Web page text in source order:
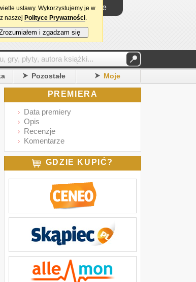
Logowanie
Pozostałe Moje
PREMIERA
Data premiery
Opis
Recenzje
Komentarze
GDZIE KUPIĆ?
ustawy. Wykorzystujemy je w
naszej Polityce Prywatności.
i zgadzam się